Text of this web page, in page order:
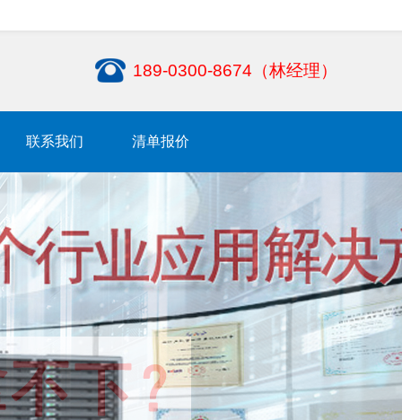
189-0300-8674（林经理）
联系我们 清单报价